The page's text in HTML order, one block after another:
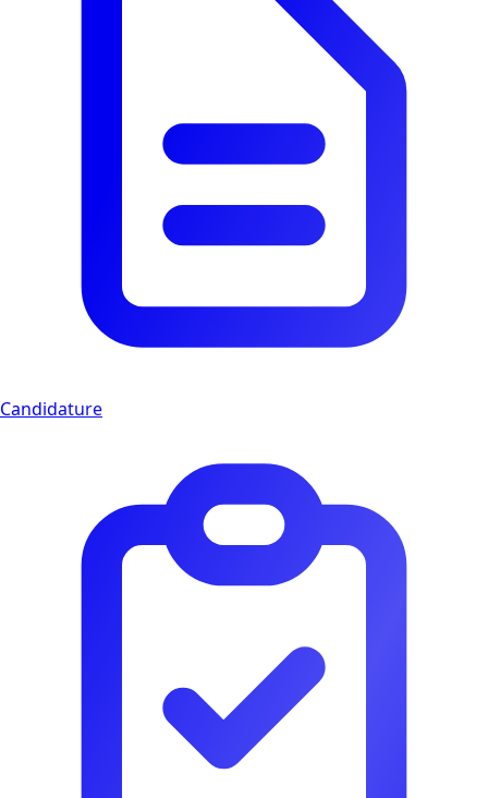
Candidature